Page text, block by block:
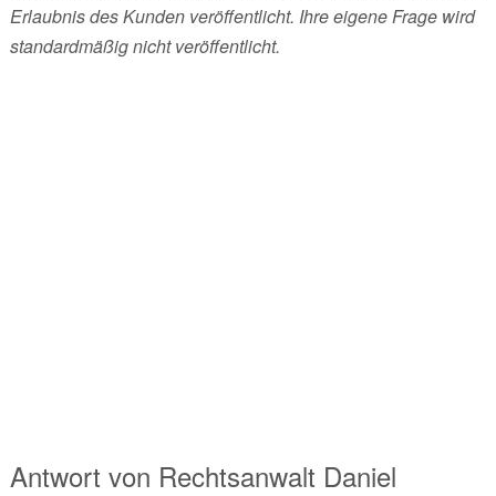
Erlaubnis des Kunden veröffentlicht. Ihre eigene Frage wird
standardmäßig nicht veröffentlicht.
Antwort von Rechtsanwalt Daniel